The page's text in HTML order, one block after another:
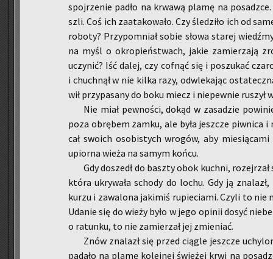
spoj­rze­nie padło na krwa­wą plamę na
szli. Coś ich za­ata­ko­wa­ło. Czy śle­dzi­ło ich od
ro­bo­ty? Przy­po­mniał sobie słowa sta­rej
na myśl o okro­pień­stwach, jakie za­mie­rza­ją
uczy­nić? Iść dalej, czy cof­nąć się i po­szu­kać
i chuch­nął w nie kilka razy, od­wle­ka­jąc
wił przy­pa­sa­ny do boku miecz i nie­pew­nie ru­szył
Nie miał pew­no­ści, dokąd w za­sa­dzie
poza ob­rę­bem zamku, ale była jesz­cze
cał swo­ich oso­bi­stych wro­gów, aby
upior­na wieża na samym końcu.
Gdy do­szedł do basz­ty obok kuch­ni,
która ukry­wa­ła scho­dy do lochu. Gdy ją
kurzu i za­wa­lo­na ja­ki­miś ru­pie­cia­mi. Czyli to nie
Uda­nie się do wieży było w jego opi­nii dosyć
o ra­tun­ku, to nie za­mie­rzał jej zmie­niać.
Znów zna­lazł się przed cią­gle jesz­cze
pa­da­ło na plamę ko­lej­nej świe­żej krwi na